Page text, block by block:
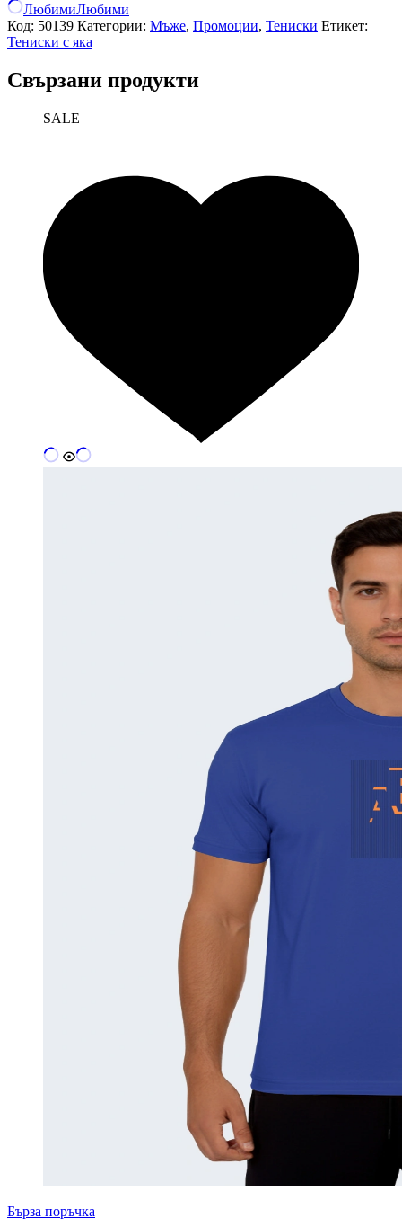
ЛюбимиЛюбими
Код: 50139 Категории: Мъже, Промоции, Тениски Етикет:
Тениски с яка
Свързани продукти
SALE
Бърза поръчка